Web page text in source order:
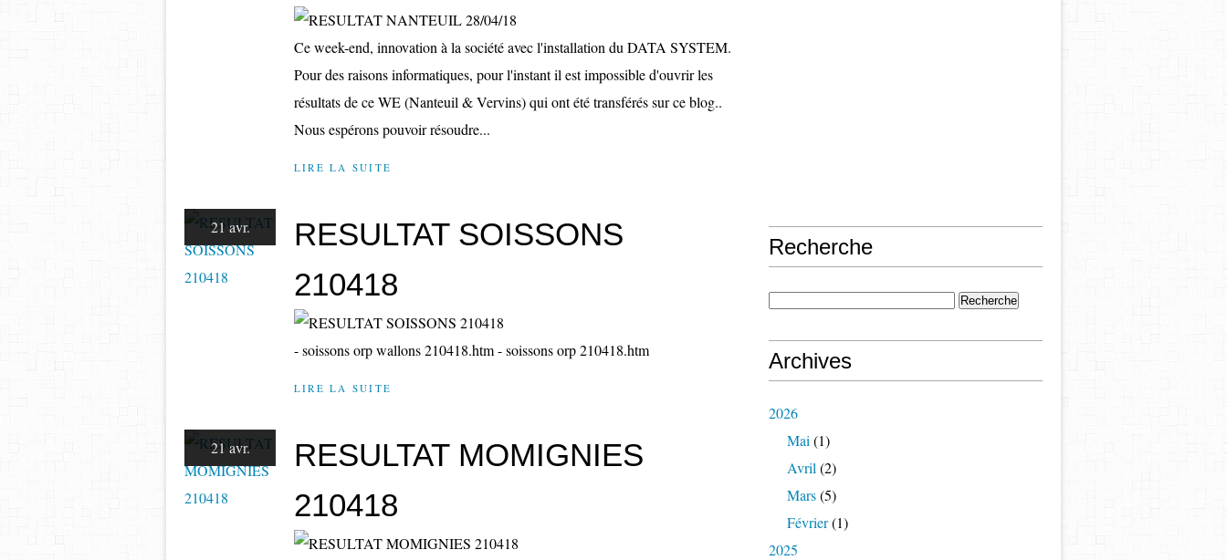
Ce week-end, innovation à la société avec l'installation du DATA SYSTEM.
Pour des raisons informatiques, pour l'instant il est impossible d'ouvrir les
résultats de ce WE (Nanteuil & Vervins) qui ont été transférés sur ce blog..
Nous espérons pouvoir résoudre...
LIRE LA SUITE
21 avr.
RESULTAT SOISSONS
210418
- soissons orp wallons 210418.htm - soissons orp 210418.htm
LIRE LA SUITE
21 avr.
RESULTAT MOMIGNIES
210418
Recherche
Archives
2026
Mai (1)
Avril (2)
Mars(5)
Février(1)
2025